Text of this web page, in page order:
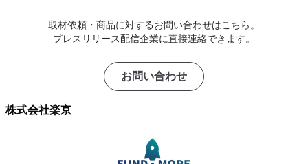
取材依頼・商品に対するお問い合わせはこちら。
プレスリリース配信企業に直接連絡できます。
お問い合わせ
株式会社楽京